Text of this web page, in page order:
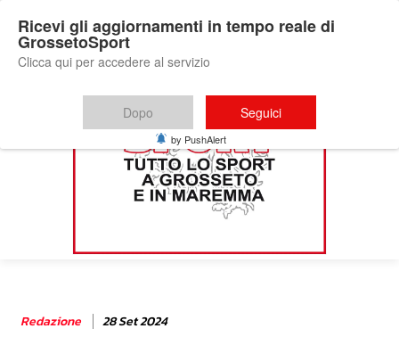
Redazione 28 Set 2024
Ricevi gli aggiornamenti in tempo reale di
GrossetoSport
Clicca qui per accedere al servizio
Dopo Seguici
by PushAlert